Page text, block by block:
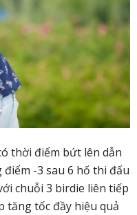
thời điểm bứt lên dẫn
-3 sau 6 hố thi đấu
chuỗi 3 birdie liên tiếp
tăng tốc đầy hiệu quả